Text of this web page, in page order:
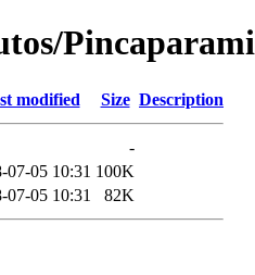
modified Size Description
-
07-05 10:31 100K
07-05 10:31 82K